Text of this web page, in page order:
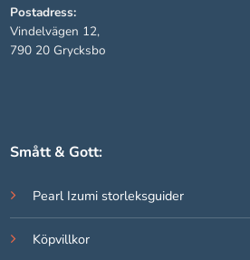
Postadress:
Vindelvägen 12,
790 20 Grycksbo
Smått & Gott:
Pearl Izumi storleksguider
Köpvillkor
baserat på
hur hemsidan
används.
hemsida ska
prestera så
möjligt under
ditt besök.
Om du nekar